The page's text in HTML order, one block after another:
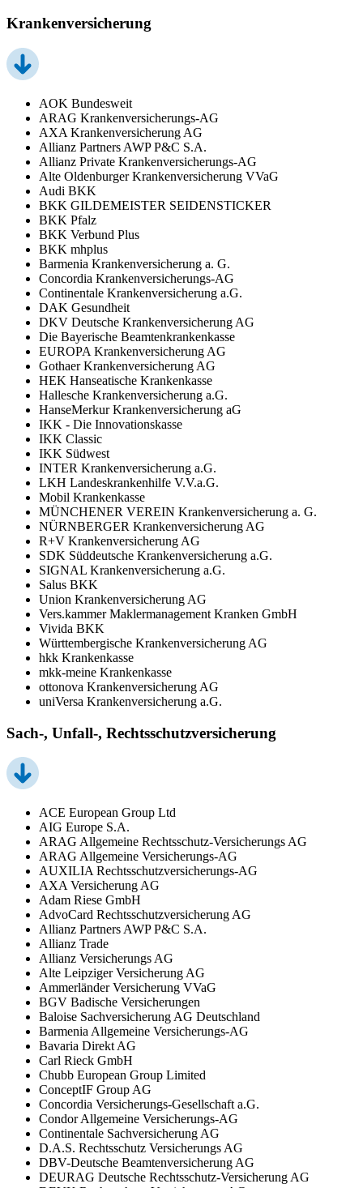
Krankenversicherung
AOK Bundesweit
ARAG Krankenversicherungs-AG
AXA Krankenversicherung AG
Allianz Partners AWP P&C S.A.
Allianz Private Krankenversicherungs-AG
Alte Oldenburger Krankenversicherung VVaG
Audi BKK
BKK GILDEMEISTER SEIDENSTICKER
BKK Pfalz
BKK Verbund Plus
BKK mhplus
Barmenia Krankenversicherung a. G.
Concordia Krankenversicherungs-AG
Continentale Krankenversicherung a.G.
DAK Gesundheit
DKV Deutsche Krankenversicherung AG
Die Bayerische Beamtenkrankenkasse
EUROPA Krankenversicherung AG
Gothaer Krankenversicherung AG
HEK Hanseatische Krankenkasse
Hallesche Krankenversicherung a.G.
HanseMerkur Krankenversicherung aG
IKK - Die Innovationskasse
IKK Classic
IKK Südwest
INTER Krankenversicherung a.G.
LKH Landeskrankenhilfe V.V.a.G.
Mobil Krankenkasse
MÜNCHENER VEREIN Krankenversicherung a. G.
NÜRNBERGER Krankenversicherung AG
R+V Krankenversicherung AG
SDK Süddeutsche Krankenversicherung a.G.
SIGNAL Krankenversicherung a.G.
Salus BKK
Union Krankenversicherung AG
Vers.kammer Maklermanagement Kranken GmbH
Vivida BKK
Württembergische Krankenversicherung AG
hkk Krankenkasse
mkk-meine Krankenkasse
ottonova Krankenversicherung AG
uniVersa Krankenversicherung a.G.
Sach-, Unfall-, Rechtsschutzversicherung
ACE European Group Ltd
AIG Europe S.A.
ARAG Allgemeine Rechtsschutz-Versicherungs AG
ARAG Allgemeine Versicherungs-AG
AUXILIA Rechtsschutzversicherungs-AG
AXA Versicherung AG
Adam Riese GmbH
AdvoCard Rechtsschutzversicherung AG
Allianz Partners AWP P&C S.A.
Allianz Trade
Allianz Versicherungs AG
Alte Leipziger Versicherung AG
Ammerländer Versicherung VVaG
BGV Badische Versicherungen
Baloise Sachversicherung AG Deutschland
Barmenia Allgemeine Versicherungs-AG
Bavaria Direkt AG
Carl Rieck GmbH
Chubb European Group Limited
ConceptIF Group AG
Concordia Versicherungs-Gesellschaft a.G.
Condor Allgemeine Versicherungs-AG
Continentale Sachversicherung AG
D.A.S. Rechtsschutz Versicherungs AG
DBV-Deutsche Beamtenversicherung AG
DEURAG Deutsche Rechtsschutz-Versicherung AG